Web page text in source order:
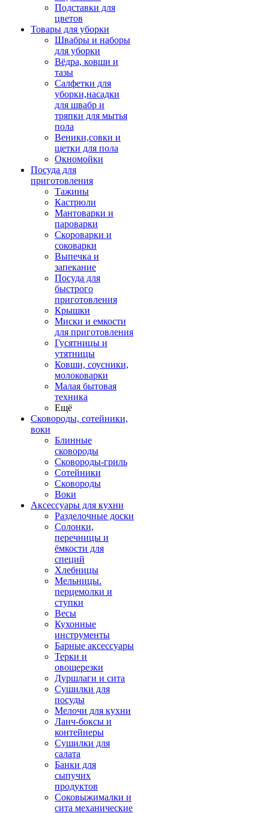
Подставки для
цветов
Товары для уборки
Швабры и наборы
для уборки
Вёдра, ковши и
тазы
Салфетки для
уборки,насадки
для швабр и
тряпки для мытья
пола
Веники,совки и
щетки для пола
Окномойки
Посуда для
приготовления
Тажины
Кастрюли
Мантоварки и
пароварки
Скороварки и
соковарки
Выпечка и
запекание
Посуда для
быстрого
приготовления
Крышки
Миски и емкости
для приготовления
Гусятницы и
утятницы
Ковши, соусники,
молоковарки
Малая бытовая
техника
Ещё
Сковороды, сотейники,
воки
Блинные
сковороды
Сковороды-гриль
Сотейники
Сковороды
Воки
Аксессуары для кухни
Разделочные доски
Солонки,
перечницы и
ёмкости для
специй
Хлебницы
Мельницы.
перцемолки и
ступки
Весы
Кухонные
инструменты
Барные аксессуары
Терки и
овощерезки
Дуршлаги и сита
Сушилки для
посуды
Мелочи для кухни
Ланч-боксы и
контейнеры
Сушилки для
салата
Банки для
сыпучих
продуктов
Соковыжималки и
сита механические